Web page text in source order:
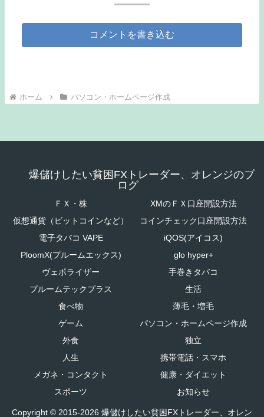
コメントを書き込む
ホーム パソコン・ホームページ作成
爆儲けしたい貧困FXトレーダー、オレンジのブ
ログ
ＦＸ・株
XMのＦＸ口座開設方法
仮想通貨（ビットコインなど）
コインチェック口座開設方法
電子タバコ VAPE
iQOS(アイコス)
PloomX(プルームエックス)
glo hyper+
ヴェポライザー
手巻きタバコ
プルームテックプラス
生活
食べ物
薄毛・増毛
ゲーム
パソコン・ホームページ作成
外食
独立
人生
携帯電話・スマホ
メガネ・コンタクト
健康・ダイエット
スポーツ
お知らせ
Copyright © 2015-2026 爆儲けしたい貧困FXトレーダー、オレン